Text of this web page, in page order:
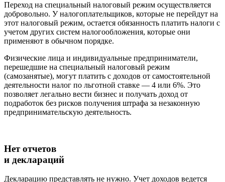
Переход на специальный налоговый режим осуществляется
добровольно. У налогоплательщиков, которые не перейдут на
этот налоговый режим, остается обязанность платить налоги с
учетом других систем налогообложения, которые они
применяют в обычном порядке.
Физические лица и индивидуальные предприниматели,
перешедшие на специальный налоговый режим
(самозанятые), могут платить с доходов от самостоятельной
деятельности налог по льготной ставке — 4 или 6%. Это
позволяет легально вести бизнес и получать доход от
подработок без рисков получения штрафа за незаконную
предпринимательскую деятельность.
Нет отчетов
и деклараций
Декларацию представлять не нужно. Учет доходов ведется